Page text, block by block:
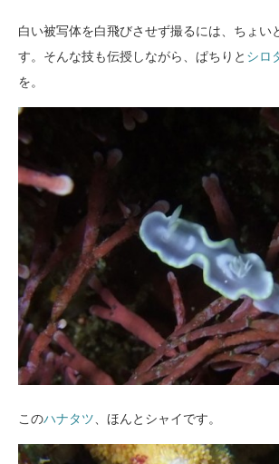
白い被写体を白飛びさせず撮るには、ちょい
す。そんな技も伝授しながら、ぱちりと シロ
を。
このハナタツ、ほんとシャイです。